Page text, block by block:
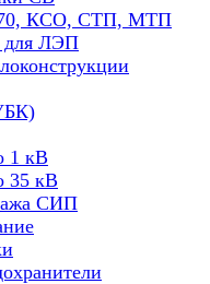
КСО, СТП, МТП
для ЛЭП
1 кВ
35 кВ
СИП